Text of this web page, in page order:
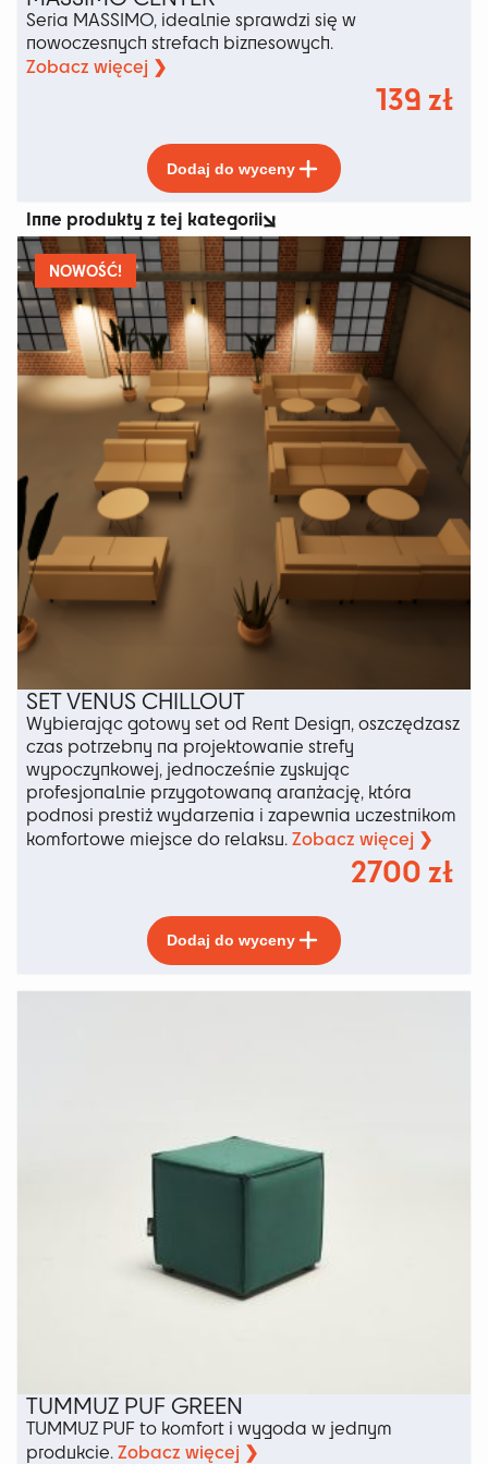
Seria MASSIMO, idealnie sprawdzi się w
nowoczesnych strefach biznesowych.
Zobacz więcej ❯
139 zł
Dodaj do wyceny
produkt
ma
wiele
wariantów.
Opcje
można
wybrać
na
stronie
produktu
Inne produkty z tej kategorii
NOWOŚĆ!
SET VENUS CHILLOUT
Wybierając gotowy set od Rent Design, oszczędzasz
czas potrzebny na projektowanie strefy
wypoczynkowej, jednocześnie zyskując
profesjonalnie przygotowaną aranżację, która
podnosi prestiż wydarzenia i zapewnia uczestnikom
komfortowe miejsce do relaksu. Zobacz więcej ❯
2700 zł
Dodaj do wyceny
produkt
ma
wiele
stronie
produktu
TUMMUZ PUF GREEN
TUMMUZ PUF to komfort i wygoda w jednym
produkcie. Zobacz więcej ❯